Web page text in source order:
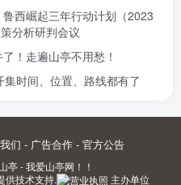
西崛起三年行动计划（2023
分析研判会议
！走遍山亭不用愁！
时间、位置、路线都有了
们 - 广告合作 - 官方公告
亭 - 我爱山亭网！！
供技术支持. 主办单位